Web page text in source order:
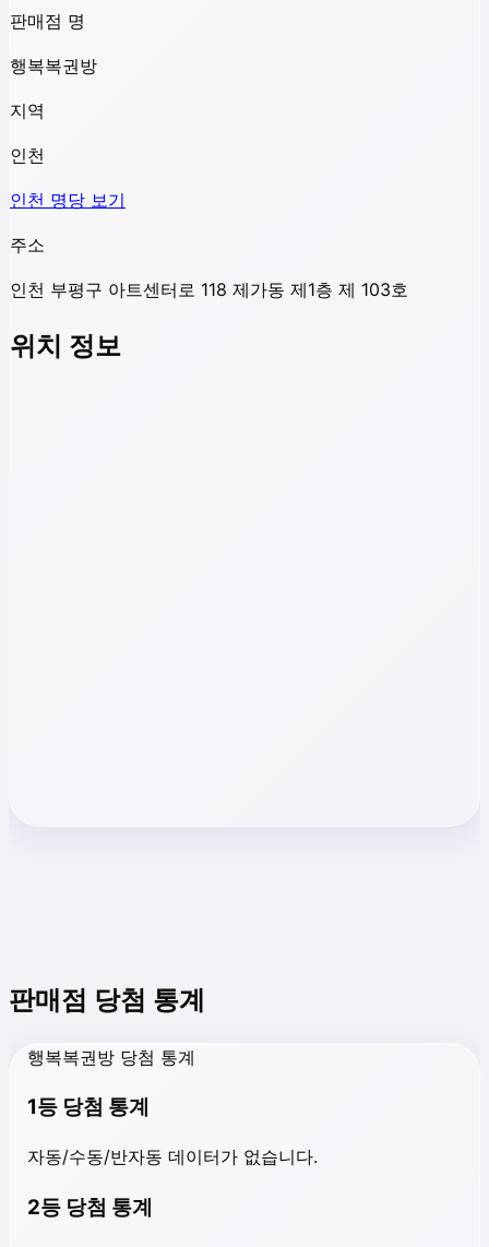
판매점 명
행복복권방
지역
인천
인천 명당 보기
주소
인천 부평구 아트센터로 118 제가동 제1층 제 103호
위치 정보
판매점 당첨 통계
행복복권방 당첨 통계
1등 당첨 통계
자동/수동/반자동 데이터가 없습니다.
2등 당첨 통계